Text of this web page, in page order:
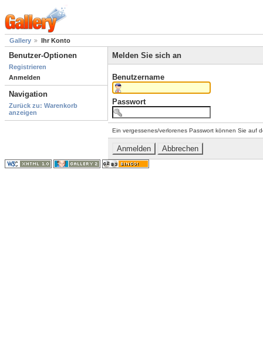
Gallery Ihr Konto
Benutzer-Optionen
Registrieren
Anmelden
Navigation
Zurück zu: Warenkorb
anzeigen
Melden Sie sich an
Benutzername
Passwort
Ein vergessenes/verlorenes Passwort können Sie auf